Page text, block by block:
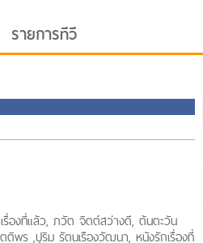
รายการทีวี
รื่องที่แล้ว, ภวัต จิตต์สว่างดี, ต้นตะวัน
พร ,ปุริม รัตนเรืองวัฒนา, หนังรักเรื่องที่